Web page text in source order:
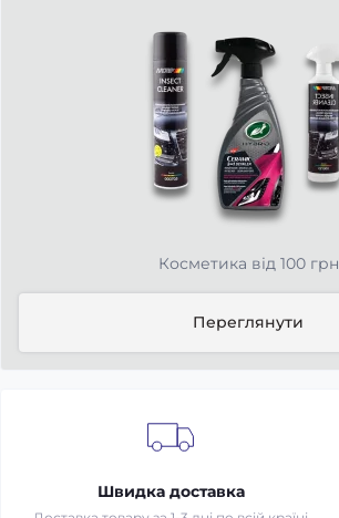
Косметика від 100 грн
Переглянути
Швидка доставка